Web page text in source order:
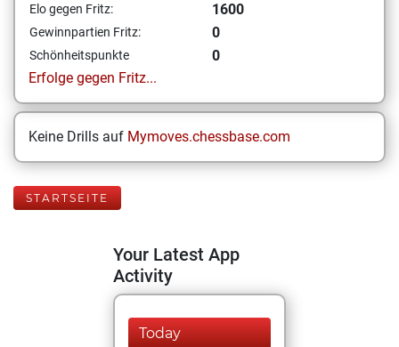
Elo gegen Fritz: 1600
Gewinnpartien Fritz: 0
Schönheitspunkte
0
Erfolge gegen Fritz...
Keine Drills auf Mymoves.chessbase.com
STARTSEITE
Your Latest App
Activity
Today